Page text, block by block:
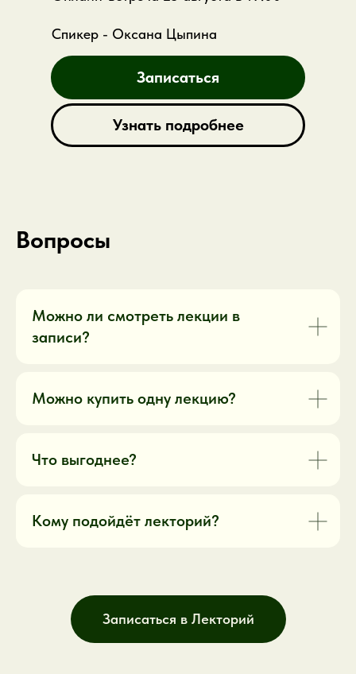
Спикер - Оксана Цыпина
Узнать подробнее
Записаться
клиентом теряется ясность
оставаться одному со сложными
понять ценность супервизионной
приносить на супервизию
Вопросы
Можно ли смотреть лекции в
записи?
Можно купить одну лекцию?
Что выгоднее?
Кому подойдёт лекторий?
Записаться в Лекторий